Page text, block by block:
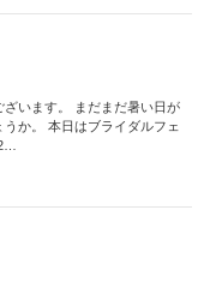
ざいます。 まだまだ暑い日が
か。 本日はブライダルフェ